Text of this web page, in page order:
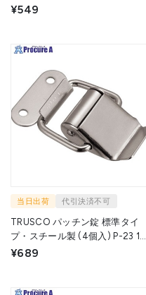
クリップ SCCA-40 1個 ▼825-
¥549
当日出荷 代引決済不可
TRUSCO パッチン錠 標準タイ
プ・スチール製 (4個入) P-23 1パ
ック ▼232-8291
¥689